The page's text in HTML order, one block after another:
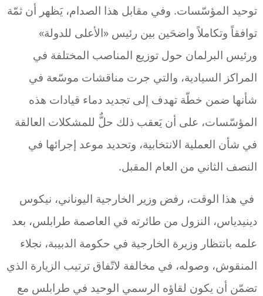
توحيد المؤسّسات. وفي مقابل هذا الصدام، يَظهر أن ثمّة
توافقاً وتكاملاً واضحَين بين رئيس «الأعلى للدولة»
ورئيس البرلمان حول توزيع المناصب المختلفة في
المراكز السيادية، والتي جرت مناقشات موسّعة في
شأنها ضمن خطّة تهدف إلى تجديد دماء قيادات هذه
المؤسّسات، على أن يَعقب ذلك حلٌّ للمشكلات العالقة
في شأن العملية الانتخابية، وتحديد موعد إجرائها في
النصف الثاني من العام المقبل.
في هذا الوقت، رفض وزير الخارجية اليوناني، نيكوس
دينيدياس، النزول من طائرته في العاصمة طرابلس، بعد
علمه بانتظار وزيرة الخارجية في حكومة الدبيبة، نجلاء
المنقوش، وصوله، في مخالفة لاتّفاق ترتيب الزيارة الذي
تضمّن أن يكون لقاؤه الرسمي الوحيد في طرابلس مع